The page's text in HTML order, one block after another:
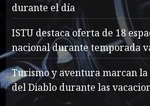
3
What’s
Sex
MAYO 14,
durante el día
ISTU destaca oferta de 18
nacional durante temporada
Turismo y aventura marcan
del Diablo durante las